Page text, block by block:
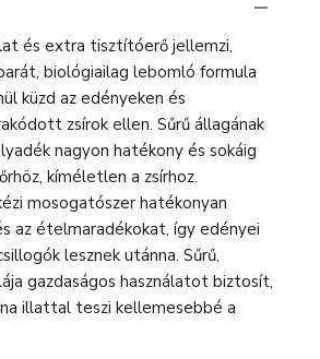
és extra tisztítóerő jellemzi,
biológiailag lebomló formula
küzd az edényeken és
zsírok ellen. Sűrű állagának
nagyon hatékony és sokáig
kíméletlen a zsírhoz.
mosogatószer hatékonyan
az ételmaradékokat, így edényei
lesznek utánna. Sűrű,
gazdaságos használatot biztosít,
illattal teszi kellemesebbé a